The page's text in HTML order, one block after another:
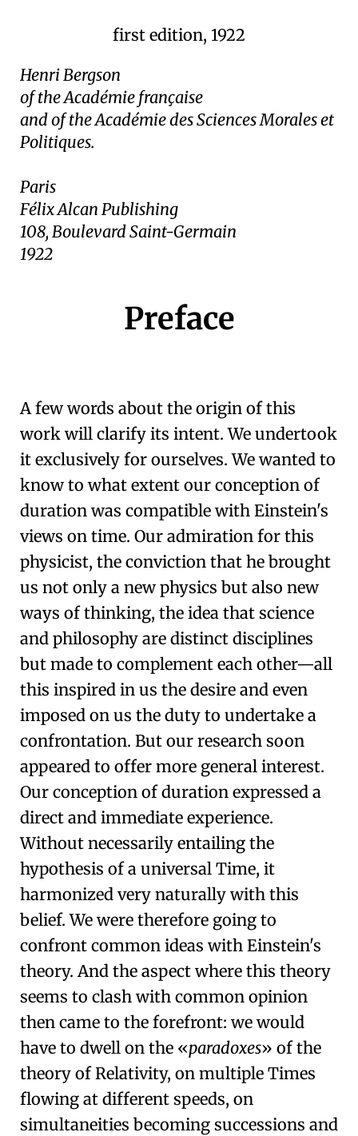
first edition, 1922
Henri Bergson
of the Académie française
and of the Académie des Sciences Morales et
Politiques.
Paris
Félix Alcan Publishing
108, Boulevard Saint-Germain
1922
Preface
A few words about the origin of this
work will clarify its intent. We undertook
it exclusively for ourselves. We wanted to
know to what extent our conception of
duration was compatible with Einstein's
views on time. Our admiration for this
physicist, the conviction that he brought
us not only a new physics but also new
ways of thinking, the idea that science
and philosophy are distinct disciplines
but made to complement each other—all
this inspired in us the desire and even
imposed on us the duty to undertake a
confrontation. But our research soon
appeared to offer more general interest.
Our conception of duration expressed a
direct and immediate experience.
Without necessarily entailing the
hypothesis of a universal Time, it
harmonized very naturally with this
belief. We were therefore going to
confront common ideas with Einstein's
theory. And the aspect where this theory
seems to clash with common opinion
then came to the forefront: we would
have to dwell on the
paradoxes
of the
theory of Relativity, on multiple Times
flowing at different speeds, on
simultaneities becoming successions and